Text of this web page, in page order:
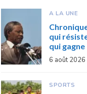
A LA UNE
qui
qui gagne
6 août 2026
SPORTS